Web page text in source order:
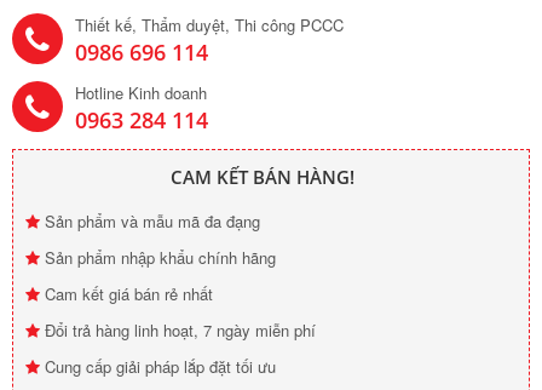
Thiết kế, Thẩm duyệt, Thi công PCCC
0986 696 114
Hotline Kinh doanh
0963 284 114
CAM KẾT BÁN HÀNG!
Sản phẩm và mẫu mã đa đạng
Sản phẩm nhập khẩu chính hãng
Cam kết giá bán rẻ nhất
Đổi trả hàng linh hoạt, 7 ngày miễn phí
Cung cấp giải pháp lắp đặt tối ưu